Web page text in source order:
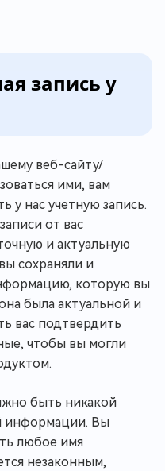
запись у
веб-сайту/
ими, вам
у нас учетную запись.
от вас
и актуальную
сохраняли и
которую вы
была актуальной и
вас подтвердить
чтобы вы могли
быть никакой
информации. Вы
любое имя
незаконным,